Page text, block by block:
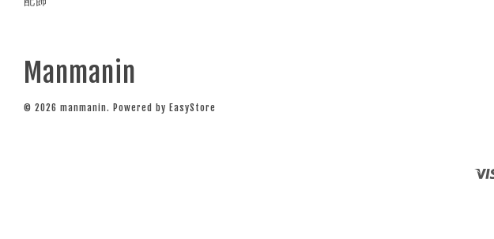
Manmanin
© 2026 manmanin. Powered by EasyStore